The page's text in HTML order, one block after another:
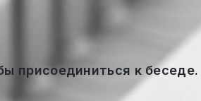
присоединиться к беседе.